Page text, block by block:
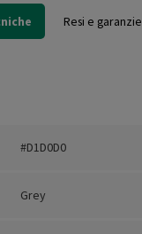
Resi e garanzie
#D1D0D0
Grey